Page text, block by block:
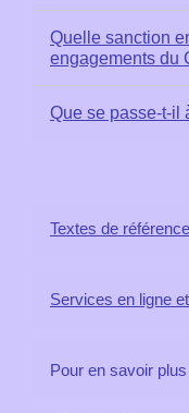
Quelle sanction
engagements du
Que se passe-t-il
Textes de référence
Services en ligne
Pour en savoir plus